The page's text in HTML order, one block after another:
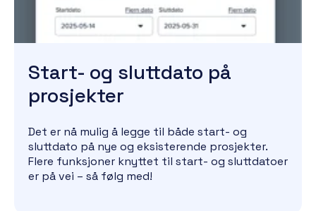
Start- og sluttdato på
prosjekter
Det er nå mulig å legge til både start- og
sluttdato på nye og eksisterende prosjekter.
Flere funksjoner knyttet til start- og sluttdatoer
er på vei – så følg med!